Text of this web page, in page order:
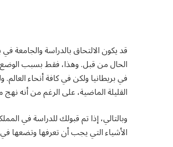
في بريطانيا ولكن في كافة أنحاء
القليلة الماضية، على الرغم من أنه نهج
وبالتالي، إذا تم قبولك للدراسة في
الأشياء التي يجب أن تعرفها وتضعها في